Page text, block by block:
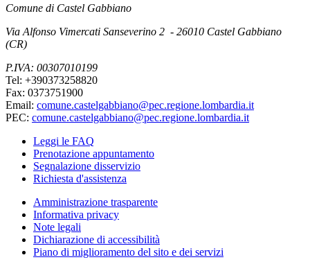
Comune di Castel Gabbiano
Via Alfonso Vimercati Sanseverino 2 - 26010 Castel Gabbiano
(CR)
P.IVA: 00307010199
Tel: +390373258820
Fax: 0373751900
Email: comune.castelgabbiano@pec.regione.lombardia.it
PEC: comune.castelgabbiano@pec.regione.lombardia.it
Leggi le FAQ
Prenotazione appuntamento
Segnalazione disservizio
Richiesta d'assistenza
Amministrazione trasparente
Informativa privacy
Note legali
Dichiarazione di accessibilità
Piano di miglioramento del sito e dei servizi